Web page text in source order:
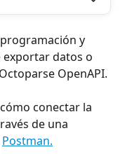
y
datos o
OpenAPI.
conectar la
de una
Postman.